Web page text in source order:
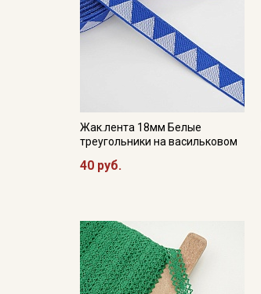
Жак.лента 18мм Белые
треугольники на васильковом
40 руб.